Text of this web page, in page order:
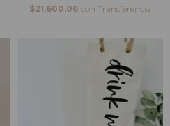
$21.600,00 con Transferencia